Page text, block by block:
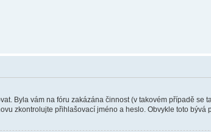
Byla vám na fóru zakázána činnost (v takovém případě
zkontrolujte přihlašovací jméno a heslo. Obvykle toto